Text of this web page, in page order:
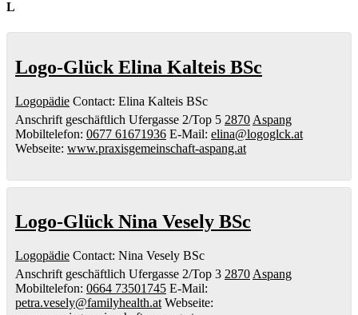
L
Logo-Glück Elina Kalteis BSc
Logopädie Contact: Elina Kalteis BSc
Anschrift geschäftlich Ufergasse 2/Top 5 2870 Aspang
Mobiltelefon: 0677 61671936 E-Mail: elina@logoglck.at
Webseite: www.praxisgemeinschaft-aspang.at
Logo-Glück Nina Vesely BSc
Logopädie Contact: Nina Vesely BSc
Anschrift geschäftlich Ufergasse 2/Top 3 2870 Aspang
Mobiltelefon: 0664 73501745 E-Mail:
petra.vesely@familyhealth.at Webseite: